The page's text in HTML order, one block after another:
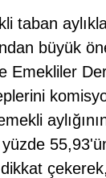
taban
büyük
Emekliler
yüzde